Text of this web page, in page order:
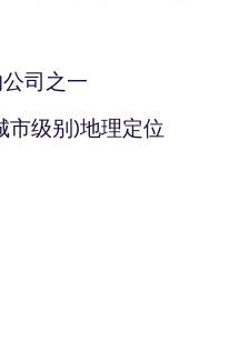
司之一
市级别)地理定位